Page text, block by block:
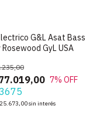
G&L Asat Bass
Rosewood GyL USA
7% OFF
sin interés